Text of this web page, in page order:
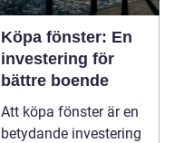
Köpa fönster: En
investering för
bättre boende
Att köpa fönster är en
betydande investering